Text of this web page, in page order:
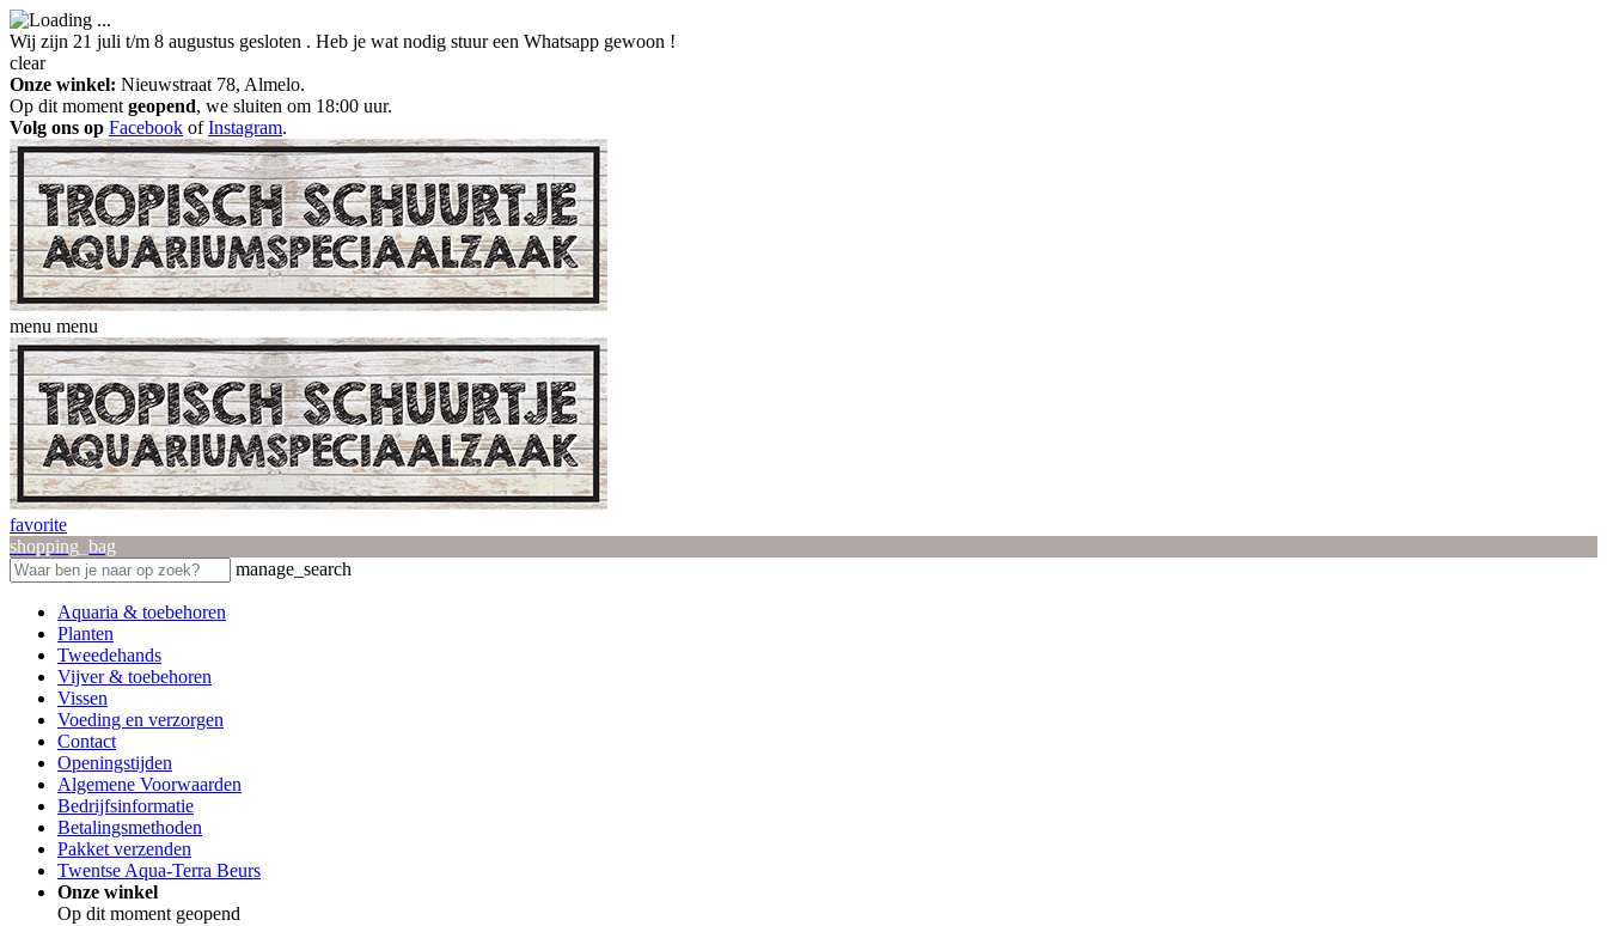
Wij zijn 21 juli t/m 8 augustus gesloten . Heb je wat nodig stuur een Whatsapp gewoon !
clear
Onze winkel: Nieuwstraat 78, Almelo.
Op dit moment geopend, we sluiten om 18:00 uur.
Volg ons op Facebook ofInstagram.
menu menu
favorite
shopping_bag
manage_search
Aquaria & toebehoren
Planten
Tweedehands
Vijver & toebehoren
Vissen
Voeding en verzorgen
Contact
Openingstijden
Algemene Voorwaarden
Bedrijfsinformatie
Betalingsmethoden
Pakket verzenden
Twentse Aqua-Terra Beurs
Onze winkel
Op dit moment geopend